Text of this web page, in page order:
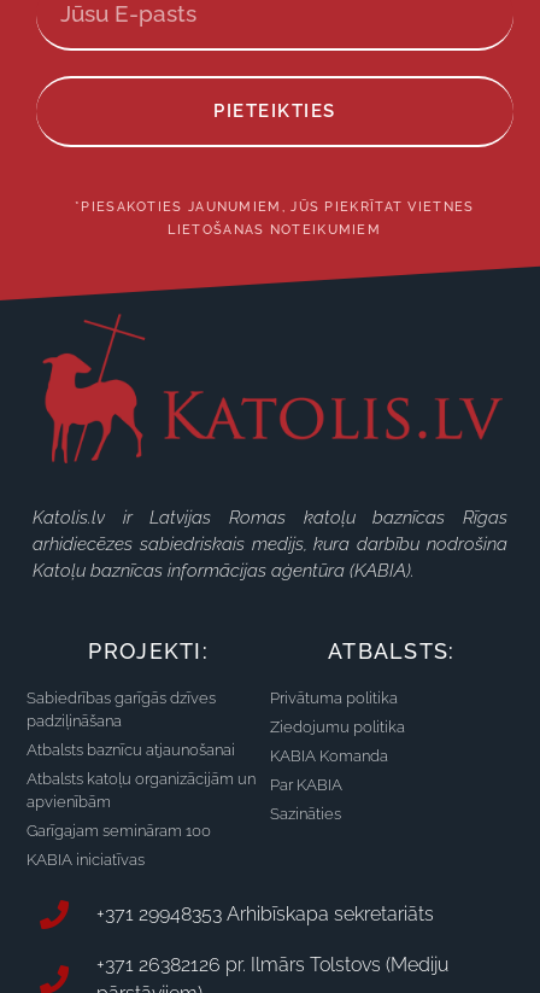
PIETEIKTIES
*PIESAKOTIES JAUNUMIEM, JŪS PIEKRĪTAT VIETNES
LIETOŠANAS NOTEIKUMIEM
Katolis.lv ir Latvijas Romas katoļu baznīcas Rīgas
arhidiecēzes sabiedriskais medijs, kura darbību nodrošina
Katoļu baznīcas informācijas aģentūra (KABIA).
PROJEKTI:
Sabiedrības garīgās dzīves
padziļināšana
Atbalsts baznīcu atjaunošanai
Atbalsts katoļu organizācijām un
apvienībām
Garīgajam semināram 100
KABIA iniciatīvas
ATBALSTS:
Privātuma politika
Ziedojumu politika
KABIA Komanda
Par KABIA
Sazināties
+371 29948353 Arhibīskapa sekretariāts
+371 26382126 pr. Ilmārs Tolstovs (Mediju